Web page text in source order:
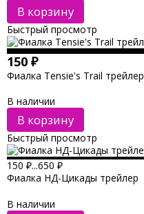
В корзину
Быстрый просмотр
150 ₽
Фиалка Tensie's Trail трейлер
В наличии
В корзину
Быстрый просмотр
150 ₽...650 ₽
Фиалка НД-Цикады трейлер
В наличии